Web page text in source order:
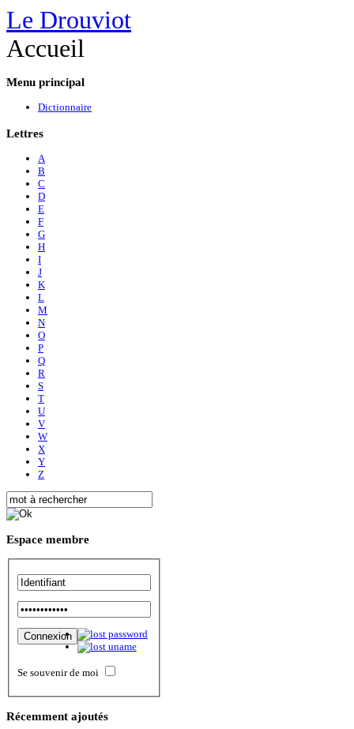
Le Drouviot
Accueil
Menu principal
Dictionnaire
Lettres
A
B
C
D
E
F
G
H
I
J
K
L
M
N
O
P
Q
R
S
T
U
V
W
X
Y
Z
Espace membre
Se souvenir de moi
Récemment ajoutés